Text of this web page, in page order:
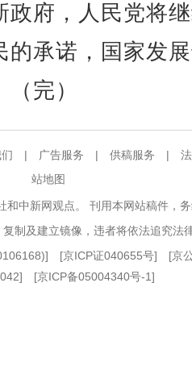
政府，人民党将
的承诺，国家发
完）
| 广告服务 | 供稿服务 |
站地图
和中新网观点。 刊用本网站稿件，
制及建立镜像，违者将依法追究法
] [京ICP证040655号] [京
[京ICP备05004340号-1]